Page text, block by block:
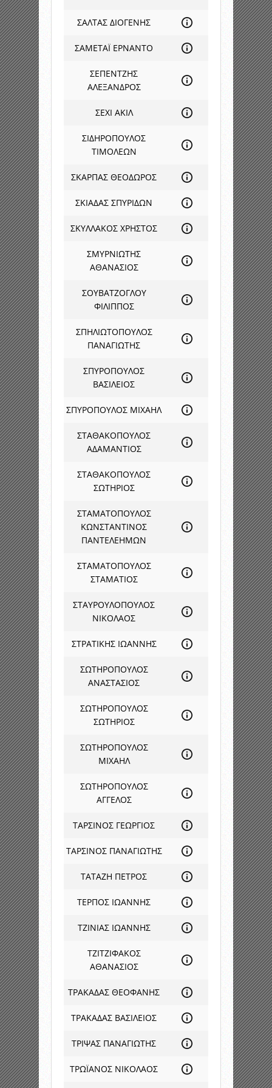
ΣΑΛΤΑΣ ΔΙΟΓΕΝΗΣ
ΣΑΜΕΤΑΪ ΕΡΝΑΝΤΟ
ΣΕΠΕΝΤΖΗΣ
ΑΛΕΞΑΝΔΡΟΣ
ΣΕΧΙ ΑΚΙΛ
ΣΙΔΗΡΟΠΟΥΛΟΣ
ΤΙΜΟΛΕΩΝ
ΣΚΑΡΠΑΣ ΘΕΟΔΩΡΟΣ
ΣΚΙΑΔΑΣ ΣΠΥΡΙΔΩΝ
ΣΚΥΛΛΑΚΟΣ ΧΡΗΣΤΟΣ
ΣΜΥΡΝΙΩΤΗΣ
ΑΘΑΝΑΣΙΟΣ
ΣΟΥΒΑΤΖΟΓΛΟΥ
ΦΙΛΙΠΠΟΣ
ΣΠΗΛΙΩΤΟΠΟΥΛΟΣ
ΠΑΝΑΓΙΩΤΗΣ
ΣΠΥΡΟΠΟΥΛΟΣ
ΒΑΣΙΛΕΙΟΣ
ΣΠΥΡΟΠΟΥΛΟΣ ΜΙΧΑΗΛ
ΣΤΑΘΑΚΟΠΟΥΛΟΣ
ΑΔΑΜΑΝΤΙΟΣ
ΣΤΑΘΑΚΟΠΟΥΛΟΣ
ΣΩΤΗΡΙΟΣ
ΣΤΑΜΑΤΟΠΟΥΛΟΣ
ΚΩΝΣΤΑΝΤΙΝΟΣ
ΠΑΝΤΕΛΕΗΜΩΝ
ΣΤΑΜΑΤΟΠΟΥΛΟΣ
ΣΤΑΜΑΤΙΟΣ
ΣΤΑΥΡΟΥΛΟΠΟΥΛΟΣ
ΝΙΚΟΛΑΟΣ
ΣΤΡΑΤΙΚΗΣ ΙΩΑΝΝΗΣ
ΣΩΤΗΡΟΠΟΥΛΟΣ
ΑΝΑΣΤΑΣΙΟΣ
ΣΩΤΗΡΟΠΟΥΛΟΣ
ΣΩΤΗΡΙΟΣ
ΣΩΤΗΡΟΠΟΥΛΟΣ
ΜΙΧΑΗΛ
ΣΩΤΗΡΟΠΟΥΛΟΣ
ΑΓΓΕΛΟΣ
ΤΑΡΣΙΝΟΣ ΓΕΩΡΓΙΟΣ
ΤΑΡΣΙΝΟΣ ΠΑΝΑΓΙΩΤΗΣ
ΤΑΤΑΖΗ ΠΕΤΡΟΣ
ΤΕΡΠΟΣ ΙΩΑΝΝΗΣ
ΤΖΙΝΙΑΣ ΙΩΑΝΝΗΣ
ΤΖΙΤΖΙΦΑΚΟΣ
ΑΘΑΝΑΣΙΟΣ
ΤΡΑΚΑΔΑΣ ΘΕΟΦΑΝΗΣ
ΤΡΑΚΑΔΑΣ ΒΑΣΙΛΕΙΟΣ
ΤΡΙΨΑΣ ΠΑΝΑΓΙΩΤΗΣ
ΤΡΩΪΑΝΟΣ ΝΙΚΟΛΑΟΣ